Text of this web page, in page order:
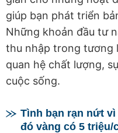
giúp bạn phát triển
Những khoản đầu tư
thu nhập trong tương
quan hệ chất lượng,
cuộc sống.
Tình bạn rạn nứt
đó vàng có 5